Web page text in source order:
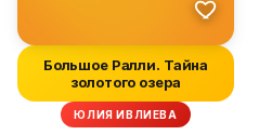
Большое Ралли. Тайна
золотого озера
ЮЛИЯ ИВЛИЕВА